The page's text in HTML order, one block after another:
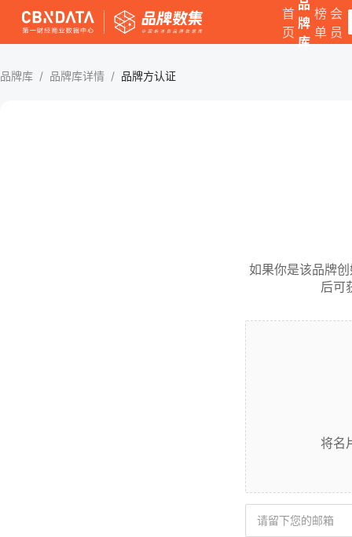
首
页
品
牌
库
榜
单
会
员
品牌库 / 品牌库详情 / 品牌方认证
如果你是该品牌
后可
将名